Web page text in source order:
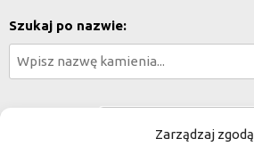
Zarządzaj zgodą
Szukaj po nazwie: